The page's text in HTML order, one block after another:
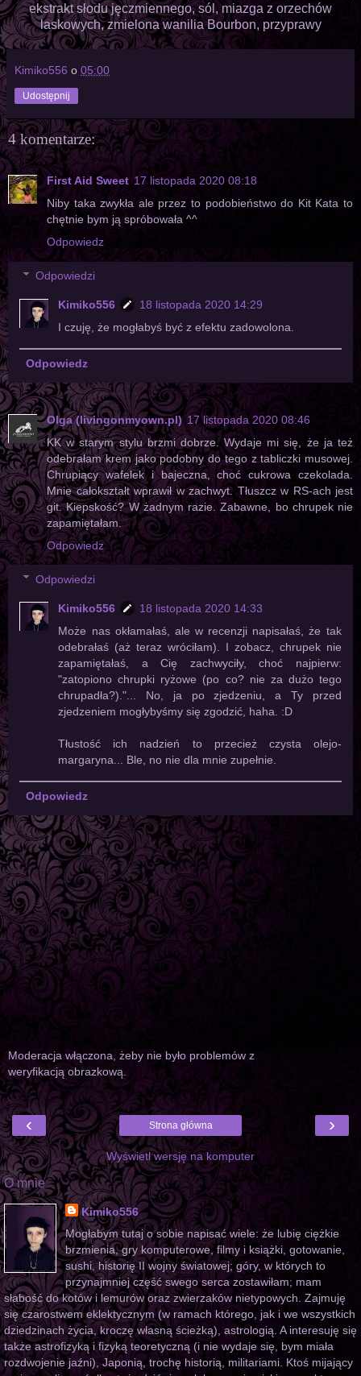
ekstrakt słodu jęczmiennego, sól, miazga z orzechów
laskowych, zmielona wanilia Bourbon, przyprawy
Kimiko556 o 05:00
Udostępnij
4 komentarze:
First Aid Sweet 17 listopada 2020 08:18
Niby taka zwykła ale przez to podobieństwo do Kit Kata to
chętnie bym ją spróbowała ^^
Odpowiedz
Odpowiedzi
Kimiko556
18 listopada 2020 14:29
I czuję, że mogłabyś być z efektu zadowolona.
Odpowiedz
Olga (livingonmyown.pl) 17 listopada 2020 08:46
KK w starym stylu brzmi dobrze. Wydaje mi się, że ja też
odebrałam krem jako podobny do tego z tabliczki musowej.
Chrupiący wafelek i bajeczna, choć cukrowa czekolada.
Mnie całokształt wprawił w zachwyt. Tłuszcz w RS-ach jest
git. Kiepskość? W żadnym razie. Zabawne, bo chrupek nie
zapamiętałam.
Odpowiedz
Odpowiedzi
Kimiko556
18 listopada 2020 14:33
Może nas okłamałaś, ale w recenzji napisałaś, że tak
odebrałaś (aż teraz wróciłam). I zobacz, chrupek nie
zapamiętałaś, a Cię zachwyciły, choć najpierw:
"zatopiono chrupki ryżowe (po co? nie za dużo tego
chrupadła?)."... No, ja po zjedzeniu, a Ty przed
zjedzeniem mogłybyśmy się zgodzić, haha. :D
Tłustość ich nadzień to przecież czysta olejo-
margaryna... Ble, no nie dla mnie zupełnie.
Odpowiedz
Moderacja włączona, żeby nie było problemów z
weryfikacją obrazkową.
‹ ›
Strona główna
Wyświetl wersję na komputer
O mnie
Kimiko556
Mogłabym tutaj o sobie napisać wiele: że lubię ciężkie
brzmienia, gry komputerowe, filmy i książki, gotowanie,
sushi, historię II wojny światowej; góry, w których to
przynajmniej część swego serca zostawiłam; mam
słabość do kotów i lemurów oraz zwierzaków nietypowych. Zajmuję
się czarostwem eklektycznym (w ramach którego, jak i we wszystkich
dziedzinach życia, kroczę własną ścieżką), astrologią. A interesuję się
także astrofizyką i fizyką teoretyczną (i nie wydaje się, bym miała
rozdwojenie jaźni), Japonią, trochę historią, militariami. Ktoś mijający